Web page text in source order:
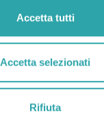
Accetta tutti
Accetta selezionati
Rifiuta
Diritto,Economia